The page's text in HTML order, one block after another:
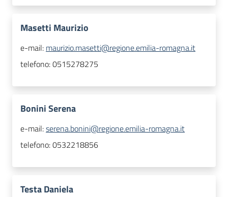
Masetti Maurizio
e-mail: maurizio.masetti@regione.emilia-romagna.it
telefono:0515278275
Bonini Serena
e-mail:serena.bonini@regione.emilia-romagna.it
telefono:0532218856
Testa Daniela